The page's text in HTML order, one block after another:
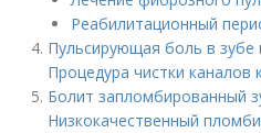
Реабилитационный
Пульсирующая боль в
Процедура чистки каналов
Болит запломбированный
Низкокачественный